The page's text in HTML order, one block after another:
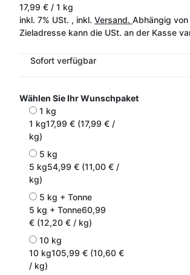
17,99 € / 1 kg
inkl. 7% USt. , inkl. Versand. Abhängig
Zieladresse kann die USt. an der Kasse
Sofort verfügbar
Wählen Sie Ihr Wunschpaket
1 kg
1 kg17,99 € (17,99 € /
kg)
5 kg
5 kg54,99 € (11,00 € /
kg)
5 kg + Tonne
5 kg + Tonne60,99
€ (12,20 € / kg)
10 kg
10 kg105,99 € (10,60 €
/ kg)